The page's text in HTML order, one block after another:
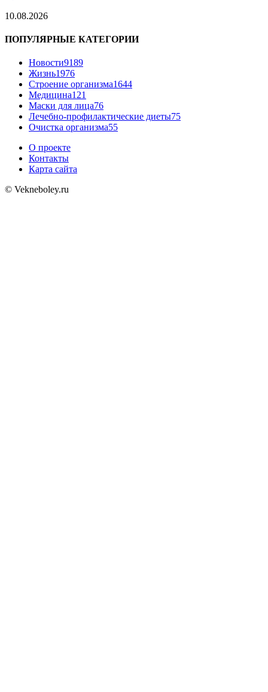
10.08.2026
ПОПУЛЯРНЫЕ КАТЕГОРИИ
Новости9189
Жизнь1976
Строение организма1644
Медицина121
Маски для лица76
Лечебно-профилактические диеты75
Очистка организма55
О проекте
Контакты
Карта сайта
© Vekneboley.ru